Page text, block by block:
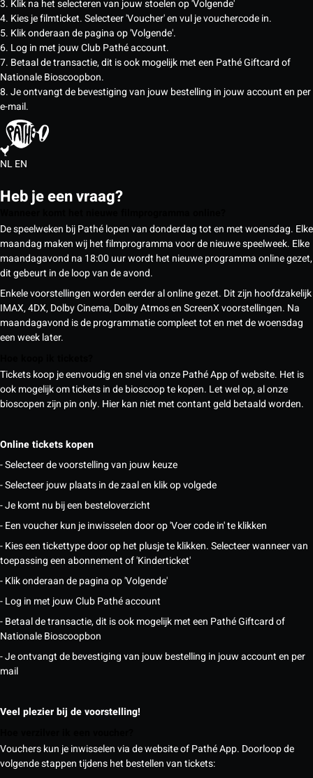
3. Klik na het selecteren van jouw stoelen op 'Volgende'
4. Kies je filmticket. Selecteer 'Voucher' en vul je vouchercode in.
5. Klik onderaan de pagina op 'Volgende'.
6. Log in met jouw Club Pathé account.
7. Betaal de transactie, dit is ook mogelijk met een Pathé Giftcard of
Nationale Bioscoopbon.
8. Je ontvangt de bevestiging van jouw bestelling in jouw account en per
e-mail.
NLEN
Heb je een vraag?
De speelweken bij Pathé lopen van donderdag tot en met woensdag. Elke
maandag maken wij het filmprogramma voor de nieuwe speelweek. Elke
maandagavond na 18:00 uur wordt het nieuwe programma online gezet,
dit gebeurt in de loop van de avond.
Enkele voorstellingen worden eerder al online gezet. Dit zijn hoofdzakelijk
IMAX, 4DX, Dolby Cinema, Dolby Atmos en ScreenX voorstellingen. Na
maandagavond is de programmatie compleet tot en met de woensdag
een week later.
Tickets koop je eenvoudig en snel via onze Pathé App of website. Het is
ook mogelijk om tickets in de bioscoop te kopen. Let wel op, al onze
bioscopen zijn pin only. Hier kan niet met contant geld betaald worden.
Online tickets kopen
- Selecteer de voorstelling van jouw keuze
- Selecteer jouw plaats in de zaal en klik op volgede
- Je komt nu bij een besteloverzicht
- Een voucher kun je inwisselen door op 'Voer code in' te klikken
- Kies een tickettype door op het plusje te klikken. Selecteer wanneer van
toepassing een abonnement of 'Kinderticket'
- Klik onderaan de pagina op 'Volgende'
- Log in met jouw Club Pathé account
- Betaal de transactie, dit is ook mogelijk met een Pathé Giftcard of
Nationale Bioscoopbon
- Je ontvangt de bevestiging van jouw bestelling in jouw account en per
mail
Veel plezier bij de voorstelling!
Vouchers kun je inwisselen via de website of Pathé App. Doorloop de
volgende stappen tijdens het bestellen van tickets: